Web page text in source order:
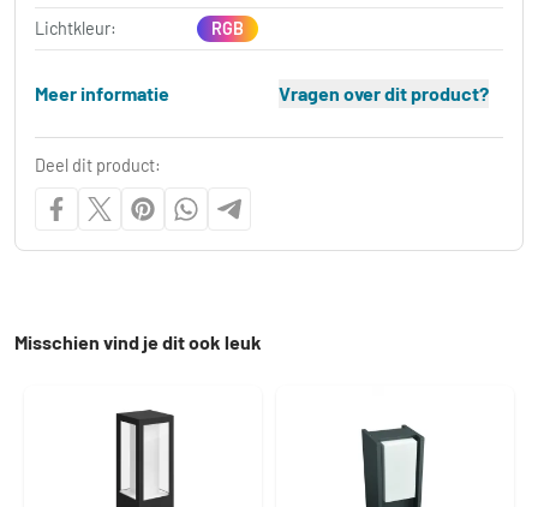
Lichtkleur: RGB
Meer informatie Vragen over dit product?
Deel dit product:
Misschien vind je dit ook leuk